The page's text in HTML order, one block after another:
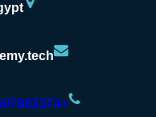
+201507983374